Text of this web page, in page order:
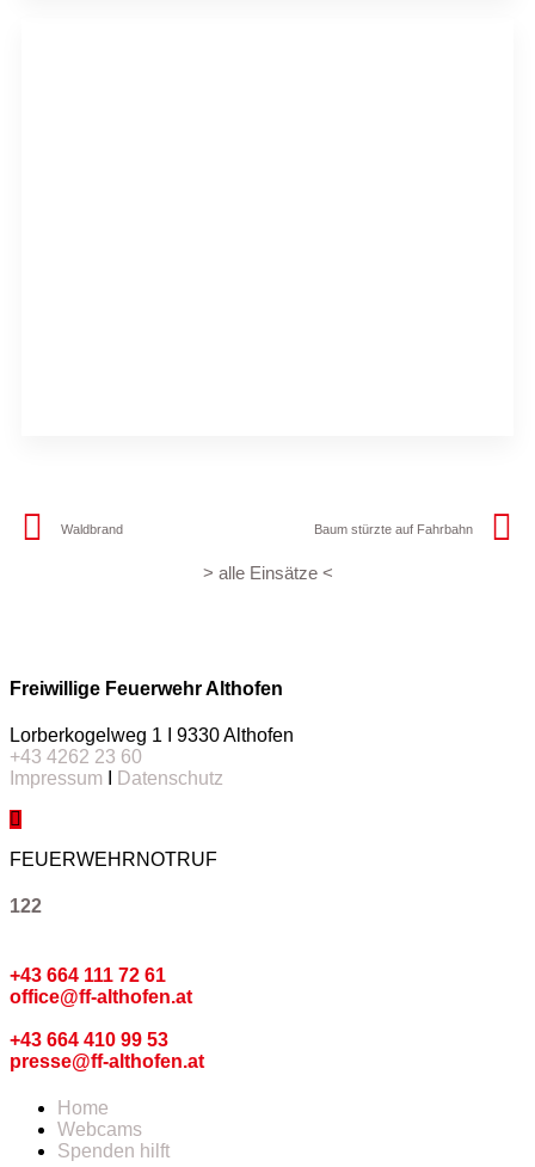
Waldbrand Baum stürzte auf Fahrbahn
> alle Einsätze <
Freiwillige Feuerwehr Althofen
Lorberkogelweg 1 I 9330 Althofen
+43 4262 23 60
Impressum
Datenschutz
FEUERWEHRNOTRUF
122
+43 664 111 72 61
office@ff-althofen.at
+43 664 410 99 53
presse@ff-althofen.at
Home
Webcams
Spenden hilft